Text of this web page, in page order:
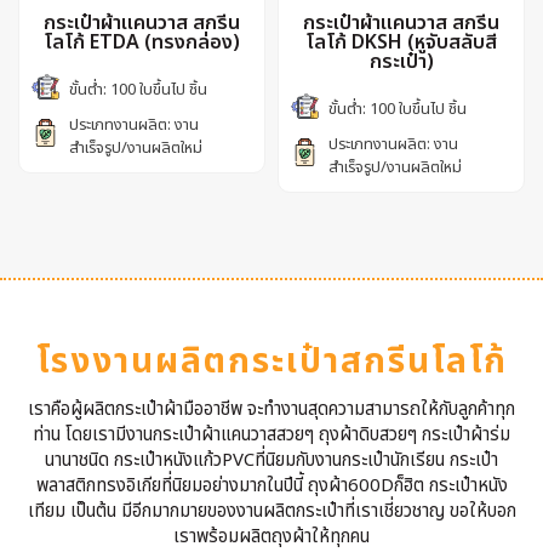
กระเป๋าผ้าแคนวาส สกรีน
โลโก้ ETDA (ทรงกล่อง)
ขั้นต่ำ: 100 ใบขึ้นไป ชิ้น
ประเภทงานผลิต: งาน
สำเร็จรูป/งานผลิตใหม่
กระเป๋าผ้าแคนวาส สกรีน
โลโก้ DKSH (หูจับสลับสี
กระเป๋า)
ขั้นต่ำ: 100 ใบขึ้นไป ชิ้น
ประเภทงานผลิต: งาน
สำเร็จรูป/งานผลิตใหม่
โรงงานผลิตกระเป๋าสกรีนโลโก้
เราคือผู้ผลิตกระเป๋าผ้ามืออาชีพ จะทำงานสุดความสามารถให้กับลูกค้าทุก
ท่าน โดยเรามีงานกระเป๋าผ้าแคนวาสสวยๆ ถุงผ้าดิบสวยๆ กระเป๋าผ้าร่ม
นานาชนิด กระเป๋าหนังแก้วPVCที่นิยมกับงานกระเป๋านักเรียน กระเป๋า
พลาสติกทรงอิเกียที่นิยมอย่างมากในปีนี้ ถุงผ้า600Dก็ฮิต กระเป๋าหนัง
เทียม เป็นต้น มีอีกมากมายของงานผลิตกระเป๋าที่เราเชี่ยวชาญ ขอให้บอก
เราพร้อมผลิตถุงผ้าให้ทุกคน